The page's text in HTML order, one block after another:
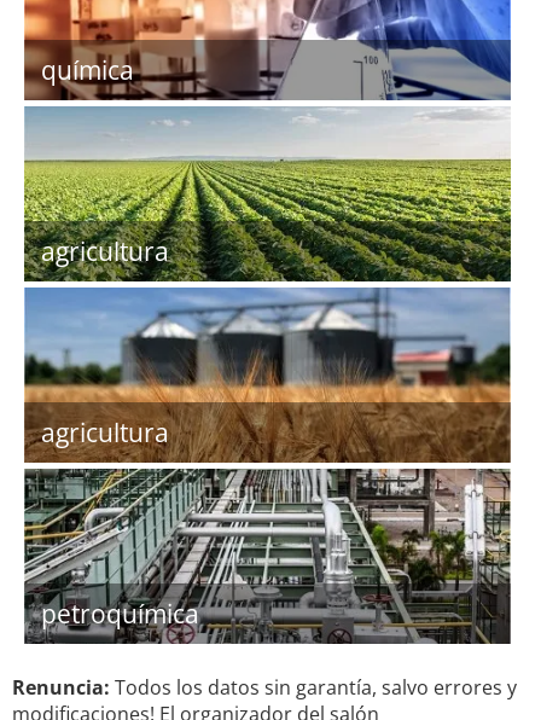
química
agricultura
agricultura
petroquímica
Renuncia: Todos los datos sin garantía, salvo errores y
modificaciones! El organizador del salón